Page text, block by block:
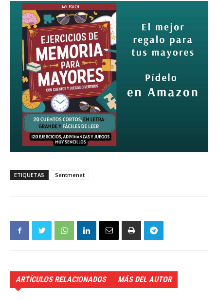
ETIQUETAS Sentmenat
ARTÍCULOS RELACIONADOS MÁS DEL AUTOR